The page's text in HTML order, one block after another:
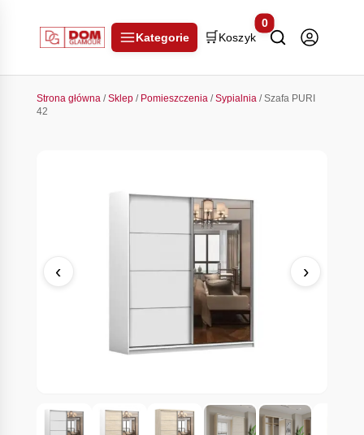
Kategorie 🛒 Koszyk
0
Strona główna/Sklep/ Pomieszczenia/Sypialnia/ Szafa PURI
42
‹ ›